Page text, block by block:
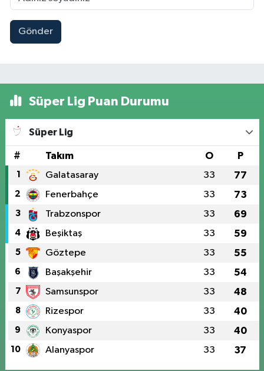
Gönder
Süper Lig Puan Durumu
Süper Lig
# Takım O P
1 Galatasaray 33 77
2 Fenerbahçe 33 73
3 Trabzonspor 33 69
4 Beşiktaş 33 59
5 Göztepe 33 55
6 Başakşehir 33 54
7 Samsunspor 33 48
8 Rizespor 33 40
9 Konyaspor 33 40
10 Alanyaspor 33 37